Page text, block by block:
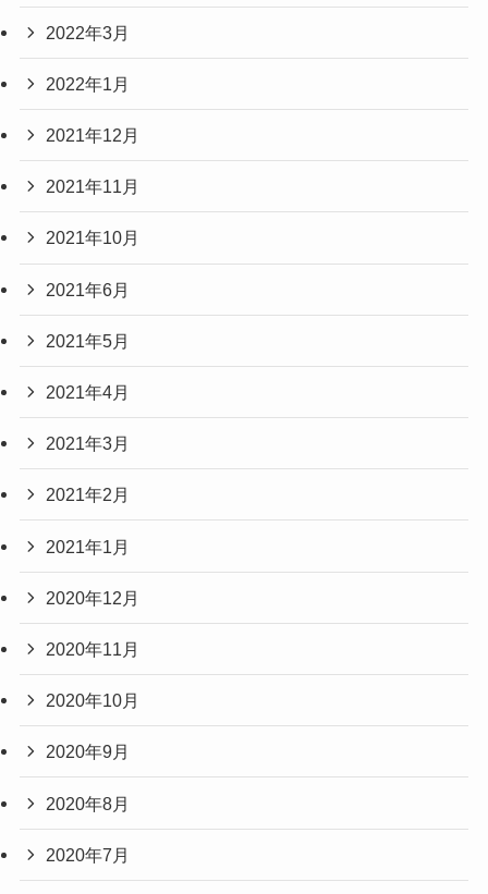
2022年3月
2022年1月
2021年12月
2021年11月
2021年10月
2021年6月
2021年5月
2021年4月
2021年3月
2021年2月
2021年1月
2020年12月
2020年11月
2020年10月
2020年9月
2020年8月
2020年7月